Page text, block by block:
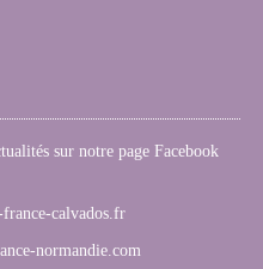
sur notre page Facebook
calvados.fr
normandie.com